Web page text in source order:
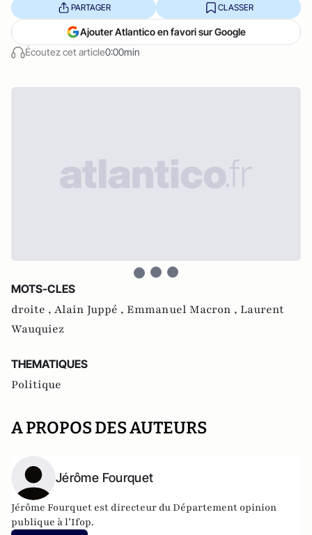
Écoutez cet article0:00min
PARTAGER CLASSER
Ajouter Atlantico en favori sur Google
MOTS-CLES
droite , Alain Juppé , Emmanuel Macron , Laurent
Wauquiez
THEMATIQUES
Politique
A PROPOS DES AUTEURS
Jérôme Fourquet
Jérôme Fourquet est directeur du Département opinion
publique à l’Ifop.